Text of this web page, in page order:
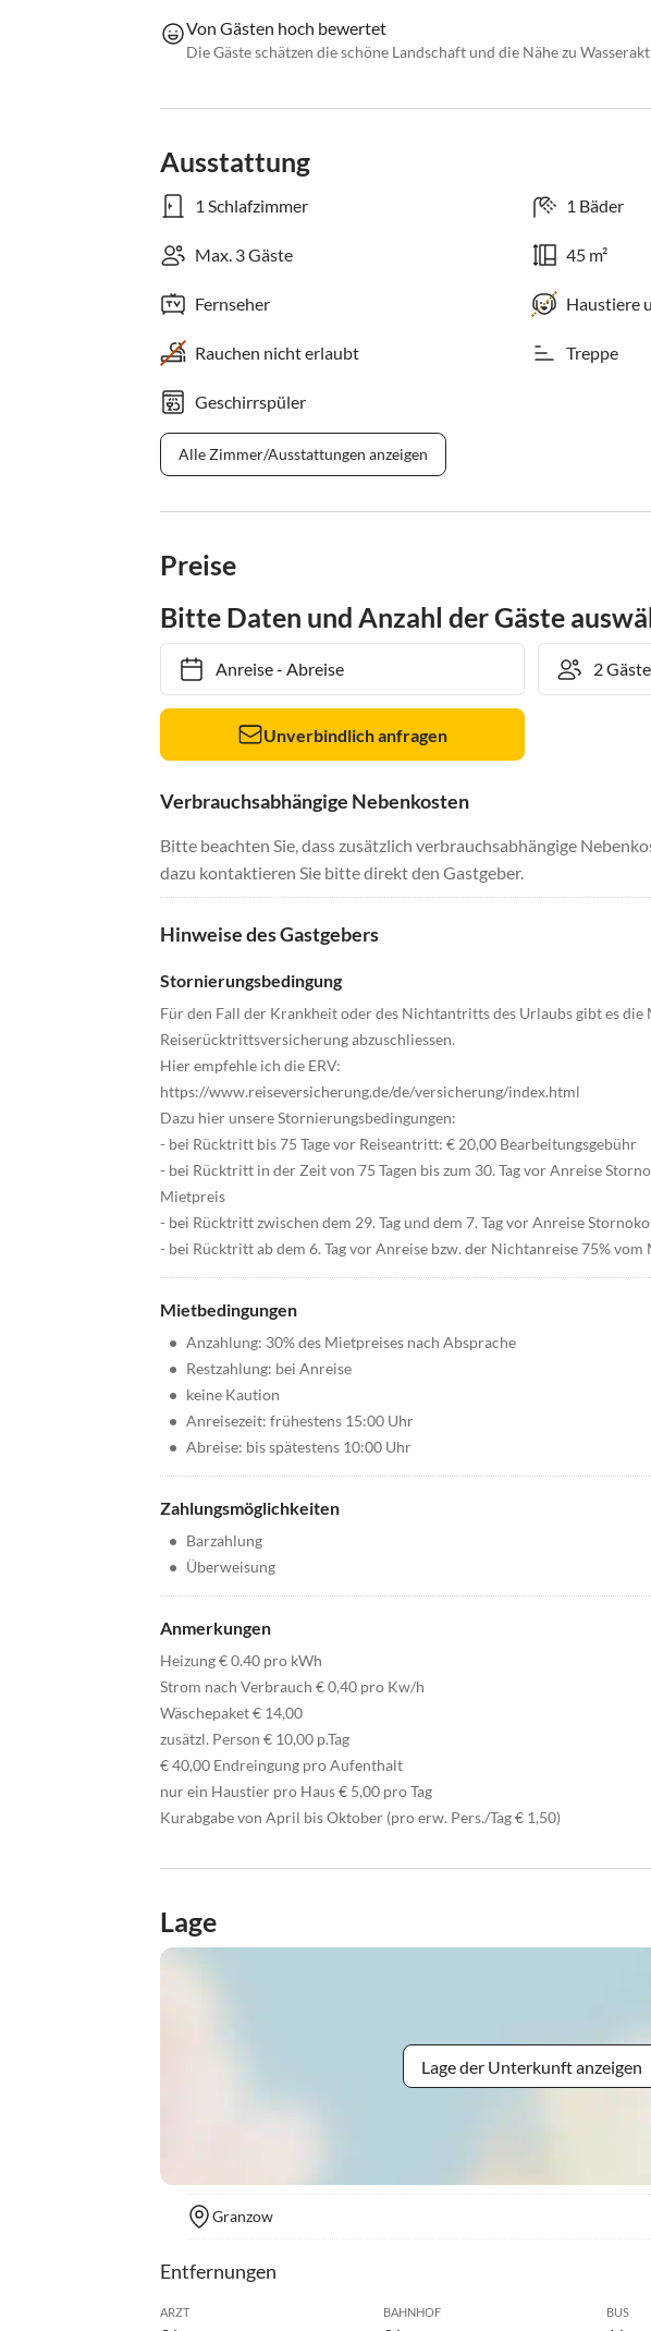
Von Gästen hoch bewertet
Die Gäste schätzen die schöne Landschaft und die Nähe zu
Ausstattung
1 Schlafzimmer 1 Bäder
Max. 3 Gäste 45 m²
Fernseher Haustiere
Rauchen nicht erlaubt Treppe
Geschirrspüler
Alle Zimmer/Ausstattungen anzeigen
Preise
Bitte Daten und Anzahl der Gäste
Anreise- Abreise
Unverbindlich anfragen
Verbrauchsabhängige Nebenkosten
Bitte beachten Sie, dass zusätzlich verbrauchsabhängige
dazu kontaktieren Sie bitte direkt den Gastgeber.
Hinweise des Gastgebers
Stornierungsbedingung
Für den Fall der Krankheit oder des Nichtantritts des Urlaubs gibt es die
Reiserücktrittsversicherung abzuschliessen.
Hier empfehle ich die ERV:
https://www.reiseversicherung.de/de/versicherung/index.html
Dazu hier unsere Stornierungsbedingungen:
- bei Rücktritt bis 75 Tage vor Reiseantritt: € 20,00 Bearbeitungsgebühr
- bei Rücktritt in der Zeit von 75 Tagen bis zum 30. Tag vor Anreise
Mietpreis
- bei Rücktritt zwischen dem 29. Tag und dem 7. Tag vor Anreise
- bei Rücktritt ab dem 6. Tag vor Anreise bzw. der Nichtanreise 75% vom
Mietbedingungen
• Anzahlung: 30% des Mietpreises nach Absprache
• Restzahlung: bei Anreise
• keine Kaution
• Anreisezeit: frühestens 15:00 Uhr
• Abreise: bis spätestens 10:00 Uhr
Zahlungsmöglichkeiten
• Barzahlung
• Überweisung
Anmerkungen
Heizung € 0.40 pro kWh
Strom nach Verbrauch € 0,40 pro Kw/h
Wäschepaket € 14,00
zusätzl. Person € 10,00 p.Tag
€ 40,00 Endreingung pro Aufenthalt
nur ein Haustier pro Haus € 5,00 pro Tag
Kurabgabe von April bis Oktober (pro erw. Pers./Tag € 1,50)
Lage
Lage der Unterkunft anzeigen
Granzow
Entfernungen
ARZT BAHNHOF BUS